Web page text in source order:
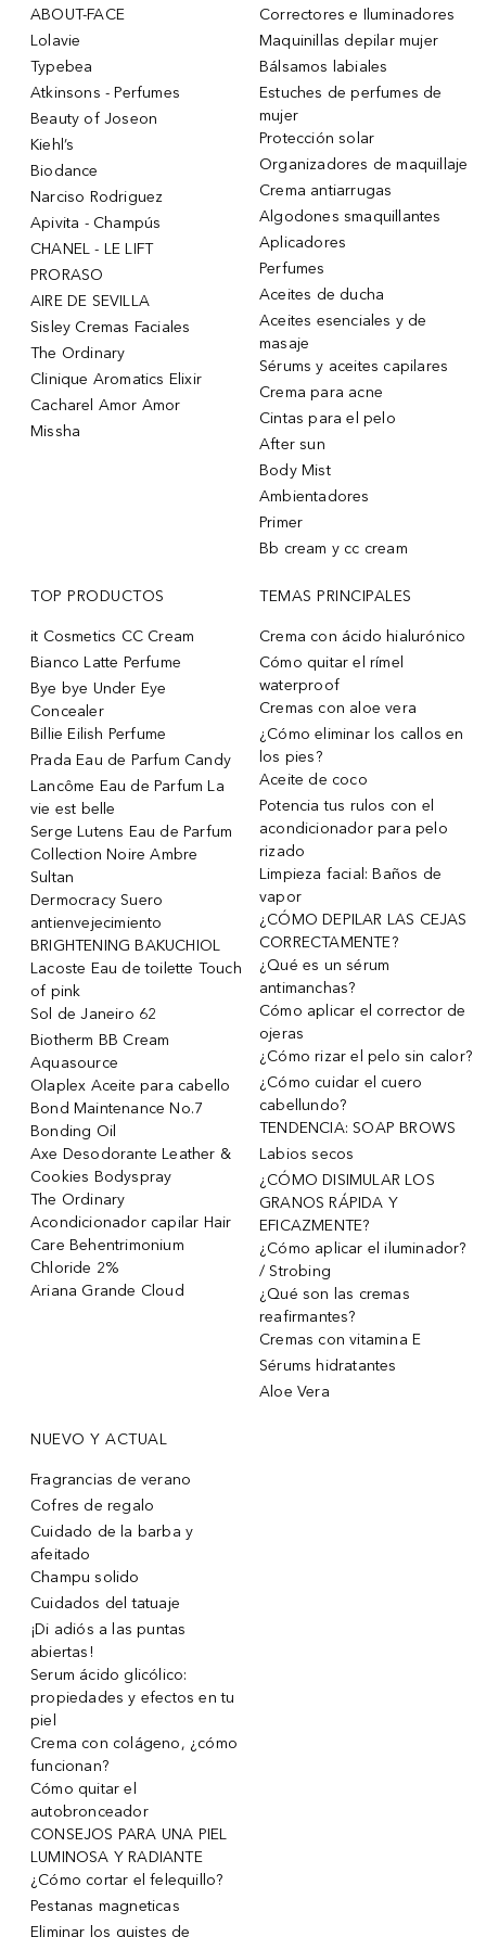
ABOUT-FACE
Lolavie
Typebea
Atkinsons - Perfumes
Beauty of Joseon
Kiehl’s
Biodance
Narciso Rodriguez
Apivita - Champús
CHANEL - LE LIFT
PRORASO
AIRE DE SEVILLA
Sisley Cremas Faciales
The Ordinary
Clinique Aromatics Elixir
Cacharel Amor Amor
Missha
Correctores e Iluminadores
Maquinillas depilar mujer
Bálsamos labiales
Estuches de perfumes de
mujer
Protección solar
Organizadores de maquillaje
Crema antiarrugas
Algodones smaquillantes
Aplicadores
Perfumes
Aceites de ducha
Aceites esenciales y de
masaje
Sérums y aceites capilares
Crema para acne
Cintas para el pelo
After sun
Body Mist
Ambientadores
Primer
Bb cream y cc cream
TOP PRODUCTOS
it Cosmetics CC Cream
Bianco Latte Perfume
Bye bye Under Eye
Concealer
Billie Eilish Perfume
Prada Eau de Parfum Candy
Lancôme Eau de Parfum La
vie est belle
Serge Lutens Eau de Parfum
Collection Noire Ambre
Sultan
Dermocracy Suero
antienvejecimiento
BRIGHTENING BAKUCHIOL
Lacoste Eau de toilette Touch
of pink
Sol de Janeiro 62
Biotherm BB Cream
Aquasource
Olaplex Aceite para cabello
Bond Maintenance No.7
Bonding Oil
Axe Desodorante Leather &
Cookies Bodyspray
The Ordinary
Acondicionador capilar Hair
Care Behentrimonium
Chloride 2%
Ariana Grande Cloud
TEMAS PRINCIPALES
Crema con ácido hialurónico
Cómo quitar el rímel
waterproof
Cremas con aloe vera
¿Cómo eliminar los callos en
los pies?
Aceite de coco
Potencia tus rulos con el
acondicionador para pelo
rizado
Limpieza facial: Baños de
vapor
¿CÓMO DEPILAR LAS CEJAS
CORRECTAMENTE?
¿Qué es un sérum
antimanchas?
Cómo aplicar el corrector de
ojeras
¿Cómo rizar el pelo sin calor?
¿Cómo cuidar el cuero
cabellundo?
TENDENCIA: SOAP BROWS
Labios secos
¿CÓMO DISIMULAR LOS
GRANOS RÁPIDA Y
EFICAZMENTE?
¿Cómo aplicar el iluminador?
/ Strobing
¿Qué son las cremas
reafirmantes?
Cremas con vitamina E
Sérums hidratantes
Aloe Vera
NUEVO Y ACTUAL
Fragrancias de verano
Cofres de regalo
Cuidado de la barba y
afeitado
Champu solido
Cuidados del tatuaje
¡Di adiós a las puntas
abiertas!
Serum ácido glicólico:
propiedades y efectos en tu
piel
Crema con colágeno, ¿cómo
funcionan?
Cómo quitar el
autobronceador
CONSEJOS PARA UNA PIEL
LUMINOSA Y RADIANTE
¿Cómo cortar el felequillo?
Pestanas magneticas
Eliminar los quistes de